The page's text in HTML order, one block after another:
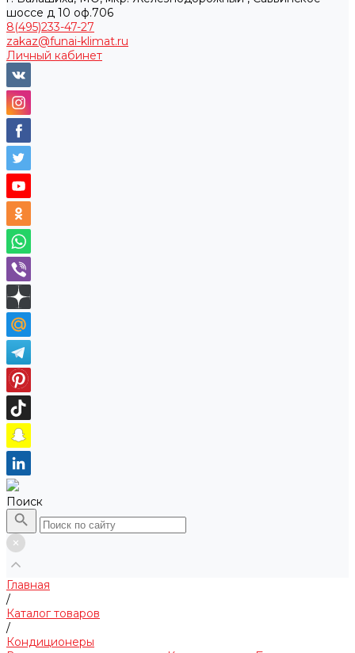
шоссе д 10 оф.706
8(495)233-47-27
zakaz@funai-klimat.ru
Личный кабинет
Поиск
Главная
/
Каталог товаров
/
Кондиционеры